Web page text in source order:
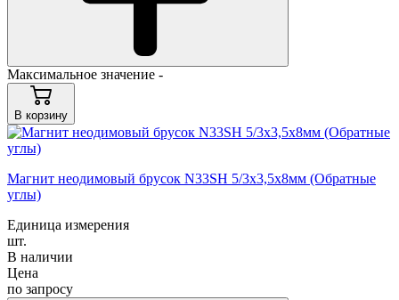
Максимальное значение -
В корзину
Магнит неодимовый брусок N33SH 5/3x3,5x8мм (Обратные
углы)
Единица измерения
шт.
В наличии
Цена
по запросу